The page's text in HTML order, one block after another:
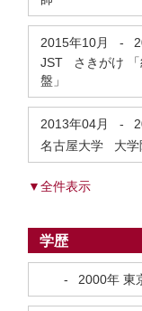
2015年10月 -
JST さきがけ 「
盤」
2013年04月 -
名古屋大学 大学
▼全件表示
学歴
- 2000年 東